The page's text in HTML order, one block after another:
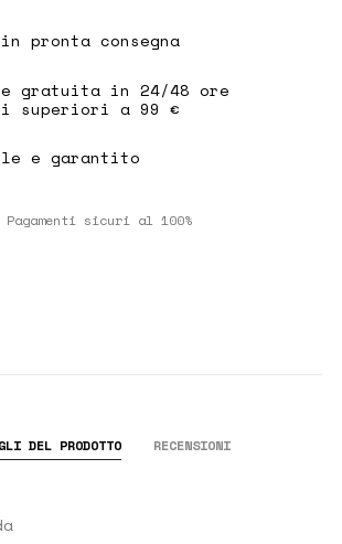
pronta consegna
gratuita in 24/48 ore
superiori a 99 €
e garantito
Pagamenti sicuri al 100%
DEL PRODOTTO RECENSIONI